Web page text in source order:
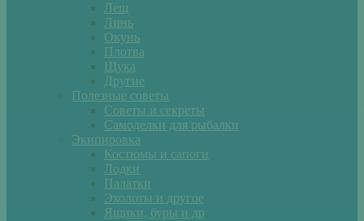
Лещ
Линь
Окунь
Плотва
Щука
Другие
Полезные советы
Советы и секреты
Самоделки для рыбалки
Экипировка
Костюмы и сапоги
Лодки
Палатки
Эхолоты и другое
Ящики, буры и др